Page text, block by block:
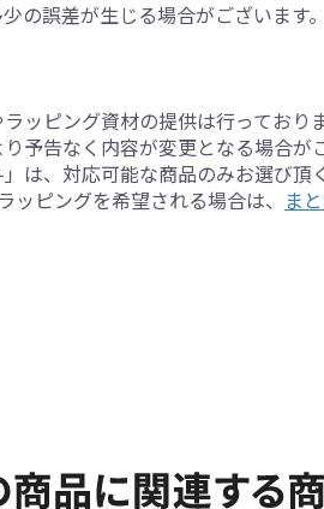
の誤差が生じる場合がございます。
ッピング資材の提供は行っており
予告なく内容が変更となる場合が
は、対応可能な商品のみお選び頂
ッピングを希望される場合は、 ま